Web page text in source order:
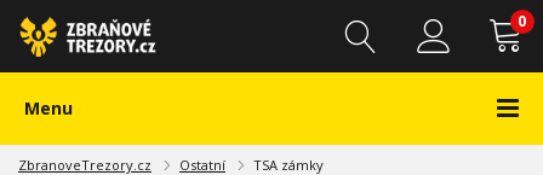
0
Menu
ZbranoveTrezory.cz Ostatní TSA zámky